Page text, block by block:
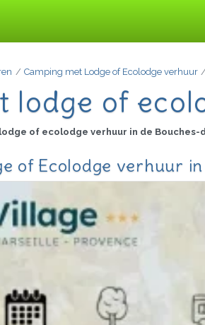
Camping met Lodge of Ecolodge verhuur
lodge of
of ecolodge verhuur in de Bouches-
of Ecolodge verhuur